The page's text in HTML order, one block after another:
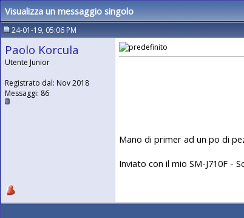
Visualizza un messaggio singolo
24-01-19, 05:06 PM
Paolo Korcula
Utente Junior
Registrato dal: Nov 2018
Messaggi: 86
Mano di primer ad un po di
Inviato con il mio SM-J710F -